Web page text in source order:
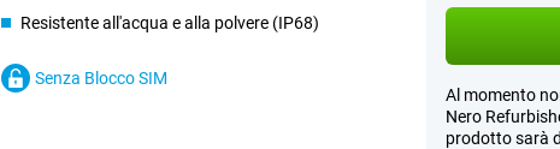
Resistente all'acqua e alla polvere (IP68)
Senza Blocco SIM
Al momento
Nero
prodotto sarà